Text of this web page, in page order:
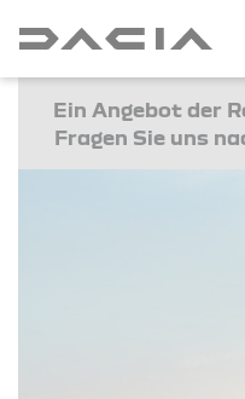
Ein Angebot der
Fragen Sie uns